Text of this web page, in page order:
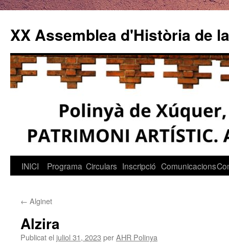
contingut
XX Assemblea d'Història de
INICI Programa Circulars Inscripció Comunicacions
← Alginet
Alzira
Publicat el juliol 31, 2023 perAHR Polinya